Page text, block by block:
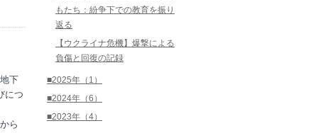
下
につ
ら
もたち：紛争下での教育を振り
返る
【ウクライナ危機】爆撃による
負傷と回復の記録
■2025年（1）
■2024年（6）
■2023年（4）